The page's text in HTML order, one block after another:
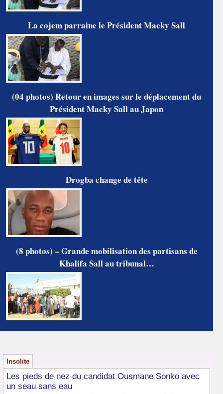
La cojem parraine le Président Macky Sall
(04 photos) Retour en images sur le déplacement du
Président Macky Sall au Japon
Drogba change de tête
(8 photos) – Grande mobilisation des partisans de
Khalifa Sall au tribunal…
Insolite
Les pieds de nez du candidat Ousmane Sonko avec
un seau sans eau